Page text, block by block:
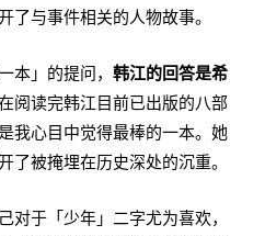
了与事件相关的人物故事。
本」的提问， 韩江的回答是希
阅读完韩江目前已出版的八部
我心目中觉得最棒的一本。她
了被掩埋在历史深处的沉重。
对于「少年」二字尤为喜欢，